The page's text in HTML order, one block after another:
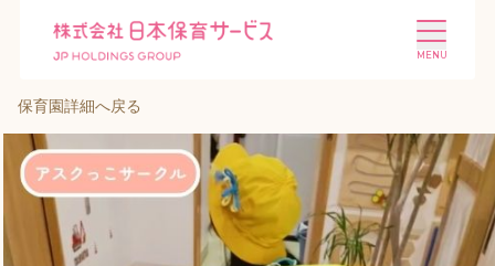
施設を探す 選ばれる理由
保育園詳細へ戻る